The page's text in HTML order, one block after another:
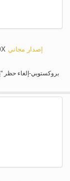
إصدار مجاني
بروكستوبي-إلغاء حظر